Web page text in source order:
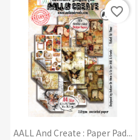
AALL And Create : Paper Pad...
favorite_border